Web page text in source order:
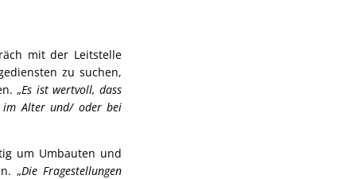
mit der Leitstelle
zu suchen,
„Es ist wertvoll, dass
im Alter und/ oder bei
um Umbauten und
„Die Fragestellungen